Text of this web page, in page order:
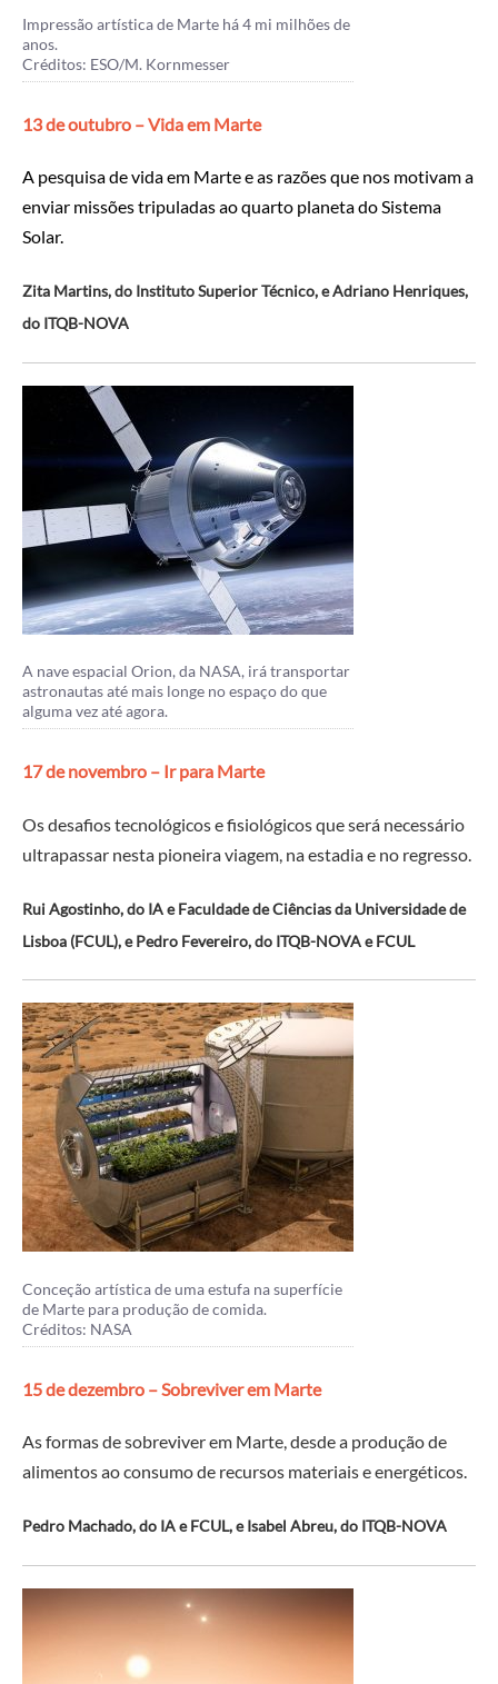
Impressão artística de Marte há 4 mi milhões de
anos.
Créditos: ESO/M. Kornmesser
13 de outubro – Vida em Marte
A pesquisa de vida em Marte e as razões que nos motivam a
enviar missões tripuladas ao quarto planeta do Sistema
Solar.
Zita Martins, do Instituto Superior Técnico, e Adriano Henriques,
do ITQB-NOVA
A nave espacial Orion, da NASA, irá transportar
astronautas até mais longe no espaço do que
alguma vez até agora.
17 de novembro – Ir para Marte
Os desafios tecnológicos e fisiológicos que será necessário
ultrapassar nesta pioneira viagem, na estadia e no regresso.
Rui Agostinho, do IA e Faculdade de Ciências da Universidade de
Lisboa (FCUL), e Pedro Fevereiro, do ITQB-NOVA e FCUL
Conceção artística de uma estufa na superfície
de Marte para produção de comida.
Créditos: NASA
15 de dezembro – Sobreviver em Marte
As formas de sobreviver em Marte, desde a produção de
alimentos ao consumo de recursos materiais e energéticos.
Pedro Machado, do IA e FCUL, e Isabel Abreu, do ITQB-NOVA